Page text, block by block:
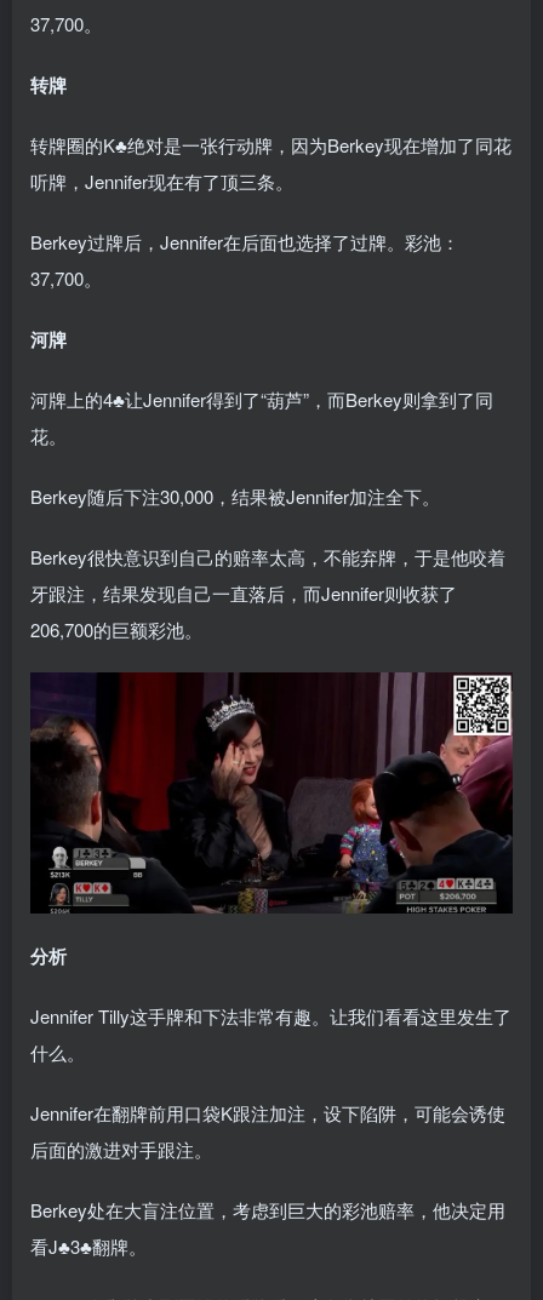
37,700。
转牌
转牌圈的K♣绝对是一张行动牌，因为Berkey现在增加了同花
听牌，Jennifer现在有了顶三条。
Berkey过牌后，Jennifer在后面也选择了过牌。彩池：
37,700。
河牌
河牌上的4♣让Jennifer得到了“葫芦”，而Berkey则拿到了同
花。
Berkey随后下注30,000，结果被Jennifer加注全下。
Berkey很快意识到自己的赔率太高，不能弃牌，于是他咬着
牙跟注，结果发现自己一直落后，而Jennifer则收获了
206,700的巨额彩池。
分析
Jennifer Tilly这手牌和下法非常有趣。让我们看看这里发生了
什么。
Jennifer在翻牌前用口袋K跟注加注，设下陷阱，可能会诱使
后面的激进对手跟注。
Berkey处在大盲注位置，考虑到巨大的彩池赔率，他决定用
看J♣3♣翻牌。